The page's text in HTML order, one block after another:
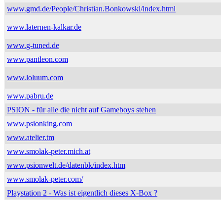
www.gmd.de/People/Christian.Bonkowski/index.html
www.laternen-kalkar.de
www.g-tuned.de
www.pantleon.com
www.loluum.com
www.pabru.de
PSION - für alle die nicht auf Gameboys stehen
www.psionking.com
www.atelier.tm
www.smolak-peter.mich.at
www.psionwelt.de/datenbk/index.htm
www.smolak-peter.com/
Playstation 2 - Was ist eigentlich dieses X-Box ?